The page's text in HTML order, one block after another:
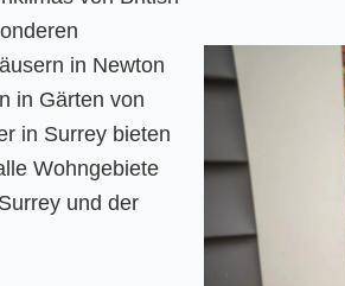
in Newton
in Gärten von
in Surrey bieten
Wohngebiete
und der